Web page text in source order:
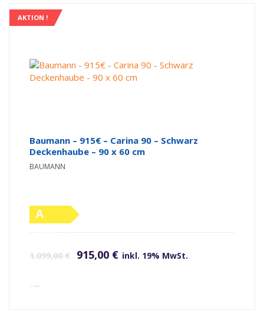
AKTION !
Baumann – 915€ – Carina 90 – Schwarz
Deckenhaube – 90 x 60 cm
BAUMANN
A
1.099,00€ 915,00 € inkl. 19% MwSt.
inkl. Versandkosten